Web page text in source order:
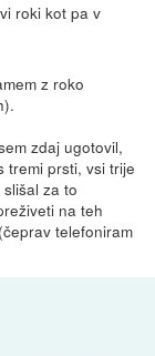
roki kot pa v
z roko
zdaj ugotovil,
tremi prsti, vsi trije
za to
na teh
telefoniram